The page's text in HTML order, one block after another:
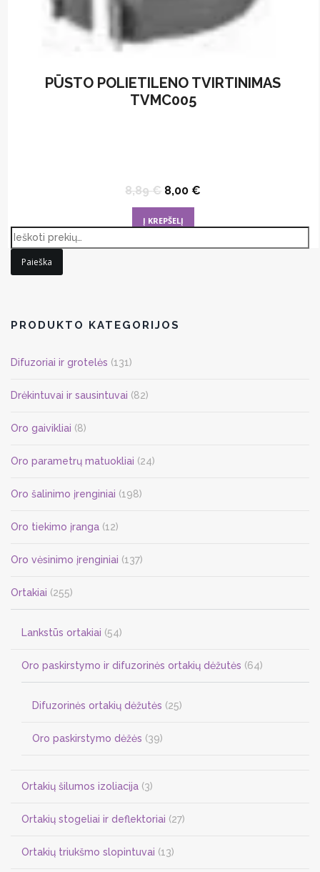
PŪSTO POLIETILENO TVIRTINIMAS
TVMC005
8,89€ Original
was:
8,89 €.
8,00 €
8,00 €.
Į KREPŠELĮ
Paieška
PRODUKTO KATEGORIJOS
Difuzoriai ir grotelės (131)
Drėkintuvai ir sausintuvai (82)
Oro gaivikliai (8)
Oro parametrų matuokliai (24)
Oro šalinimo įrenginiai (198)
Oro tiekimo įranga (12)
Oro vėsinimo įrenginiai (137)
Ortakiai (255)
Lankstūs ortakiai (54)
Oro paskirstymo ir difuzorinės ortakių dėžutės (64)
Difuzorinės ortakių dėžutės (25)
Oro paskirstymo dėžės (39)
Ortakių šilumos izoliacija (3)
Ortakių stogeliai ir deflektoriai (27)
Ortakių triukšmo slopintuvai (13)